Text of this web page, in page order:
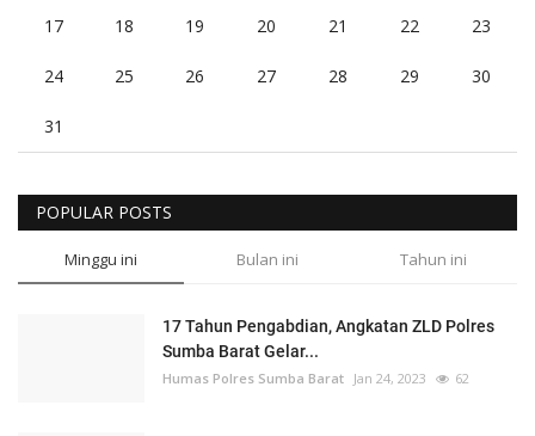
17 18 19 20 21 22 23
24 25 26 27 28 29 30
31
POPULAR POSTS
Minggu ini Bulan ini Tahun ini
17 Tahun Pengabdian, Angkatan ZLD Polres
Sumba Barat Gelar...
Humas Polres Sumba Barat Jan 24, 2023 62